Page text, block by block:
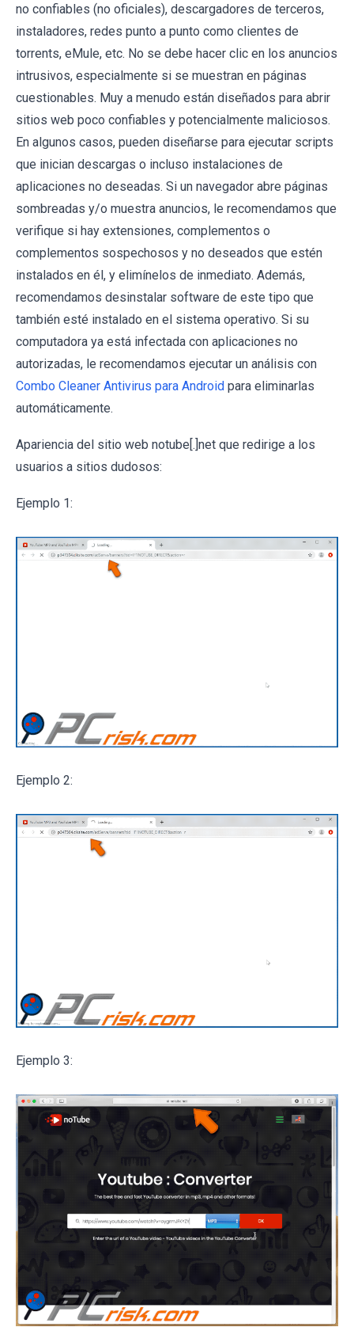
no confiables (no oficiales), descargadores de terceros,
instaladores, redes punto a punto como clientes de
torrents, eMule, etc. No se debe hacer clic en los anuncios
intrusivos, especialmente si se muestran en páginas
cuestionables. Muy a menudo están diseñados para abrir
sitios web poco confiables y potencialmente maliciosos.
En algunos casos, pueden diseñarse para ejecutar scripts
que inician descargas o incluso instalaciones de
aplicaciones no deseadas. Si un navegador abre páginas
sombreadas y/o muestra anuncios, le recomendamos que
verifique si hay extensiones, complementos o
complementos sospechosos y no deseados que estén
instalados en él, y elimínelos de inmediato. Además,
recomendamos desinstalar software de este tipo que
también esté instalado en el sistema operativo. Si su
computadora ya está infectada con aplicaciones no
autorizadas, le recomendamos ejecutar un análisis con
Combo Cleaner Antivirus para Android para eliminarlas
automáticamente.
Apariencia del sitio web notube[.]net que redirige a los
usuarios a sitios dudosos:
Ejemplo 1:
Ejemplo 2:
Ejemplo 3: